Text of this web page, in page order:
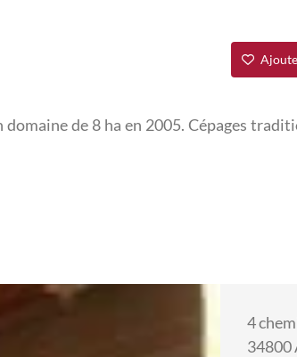
de 8 ha en 2005. Cépages
4
34800